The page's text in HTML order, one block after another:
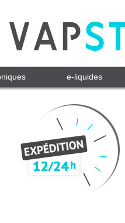
e-liquides